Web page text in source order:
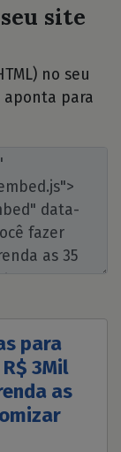
site
no seu
para
para
3Mil
as